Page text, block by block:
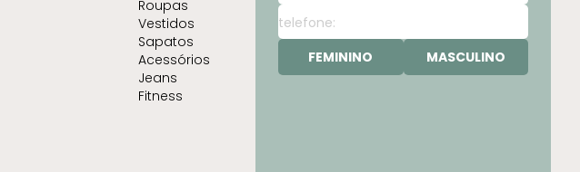
FEMININO MASCULINO
Roupas
Vestidos
Sapatos
Acessórios
Jeans
Fitness